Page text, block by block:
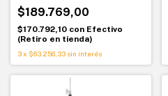
multipaso
$189.769,00
$170.792,10 con Efectivo
(Retiro en tienda)
3x $63.256,33 sin interés